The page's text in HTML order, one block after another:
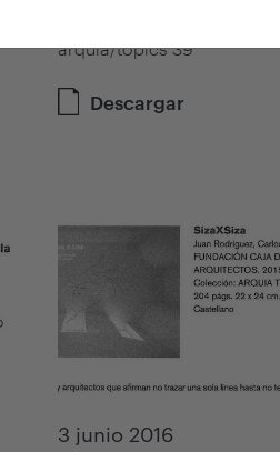
arquia/topics 39
Descargar
3 junio 2016